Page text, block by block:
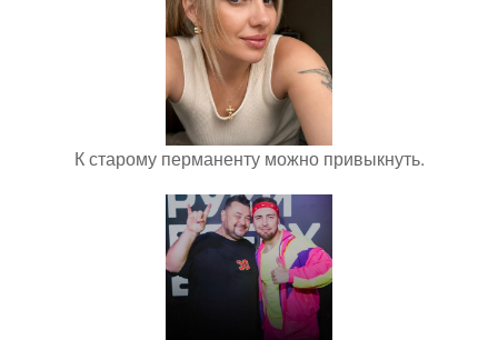
К старому перманенту можно привыкнуть.